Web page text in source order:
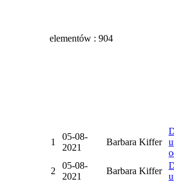
elementów : 904
1
05-08-
2021
Barbara Kiffer
2
05-08-
2021
Barbara Kiffer